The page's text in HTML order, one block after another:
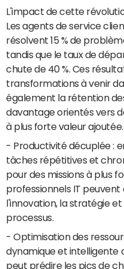
L'impact de cette
Les agents de service
résolvent 15 % de
tandis que le taux de
chute de 40 %. Ces
transformations à venir
également la rétention
davantage orientés vers
à plus forte valeur ajoutée.
- Productivité décuplée :
tâches répétitives et
pour des missions à plus
professionnels IT
l'innovation, la stratégie
processus.
- Optimisation des
dynamique et intelligente
peut prédire les pics de